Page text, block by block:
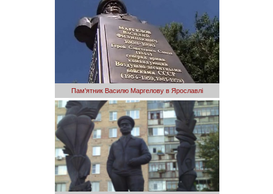
Пам'ятник Василю Маргелову в Ярославлі